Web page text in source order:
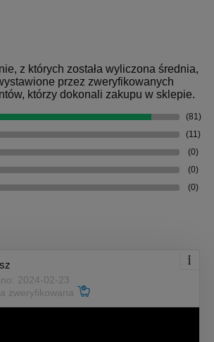
z których została wyliczona średnia,
przez zweryfikowanych
którzy dokonali zakupu w sklepie.
(81)
(11)
(0)
(0)
(0)
2024-02-23
zweryfikowana